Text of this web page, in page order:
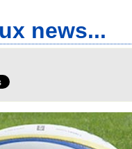
news...